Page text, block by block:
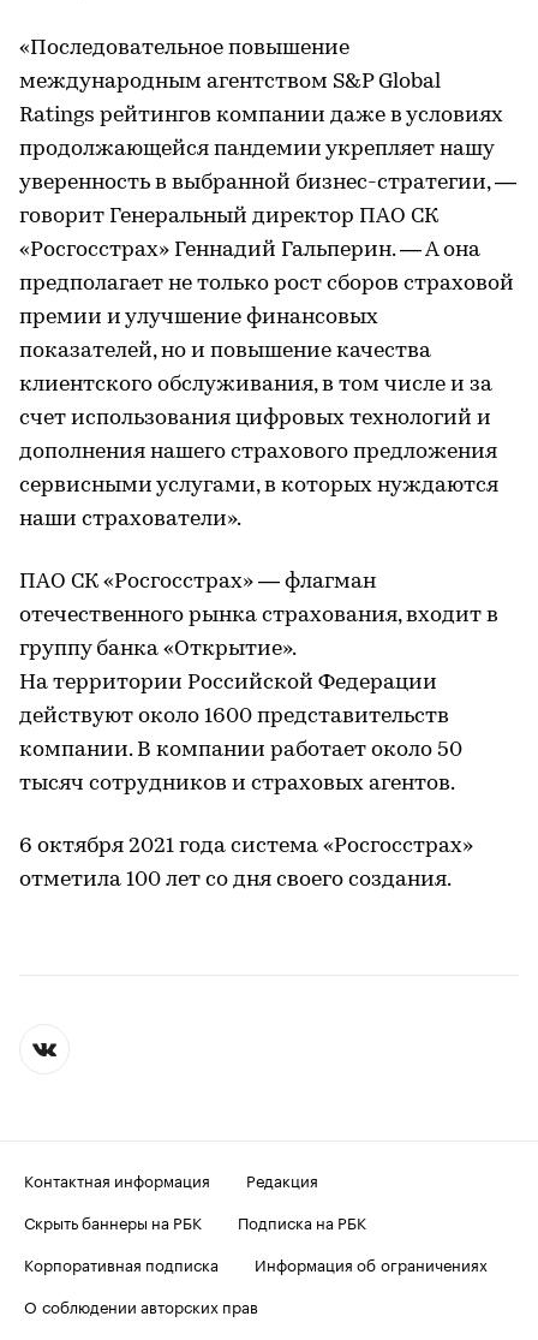
«Последовательное повышение
международным агентством S&P Global
Ratings рейтингов компании даже в условиях
продолжающейся пандемии укрепляет нашу
уверенность в выбранной бизнес-стратегии, —
говорит Генеральный директор ПАО СК
«Росгосстрах» Геннадий Гальперин. — А она
предполагает не только рост сборов страховой
премии и улучшение финансовых
показателей, но и повышение качества
клиентского обслуживания, в том числе и за
счет использования цифровых технологий и
дополнения нашего страхового предложения
сервисными услугами, в которых нуждаются
наши страхователи».
ПАО СК «Росгосстрах» — флагман
отечественного рынка страхования, входит в
группу банка «Открытие».
На территории Российской Федерации
действуют около 1600 представительств
компании. В компании работает около 50
тысяч сотрудников и страховых агентов.
6 октября 2021 года система «Росгосстрах»
отметила 100 лет со дня своего создания.
Контактная информация
Редакция
Скрыть баннеры на РБК
Подписка на РБК
Корпоративная подписка
Информация об ограничениях
О соблюдении авторских прав